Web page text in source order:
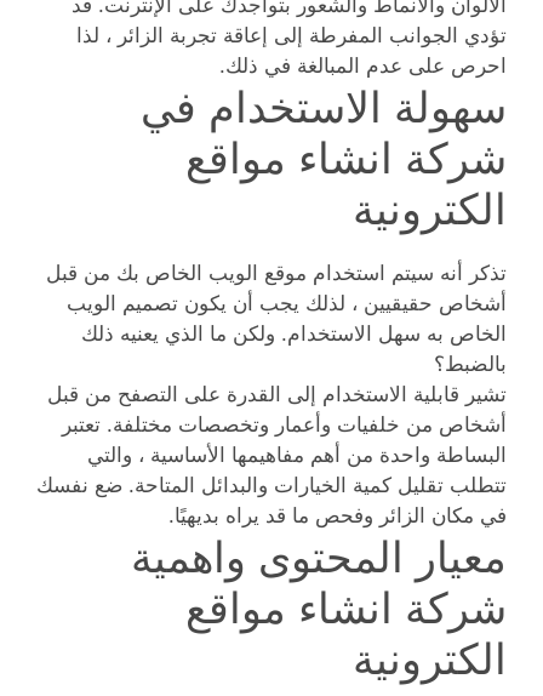
الألوان والأنماط والشعور بتواجدك على الإنترنت. قد
تؤدي الجوانب المفرطة إلى إعاقة تجربة الزائر ، لذا
احرص على عدم المبالغة في ذلك.
سهولة الاستخدام في
شركة انشاء مواقع
الكترونية
تذكر أنه سيتم استخدام موقع الويب الخاص بك من قبل
أشخاص حقيقيين ، لذلك يجب أن يكون تصميم الويب
الخاص به سهل الاستخدام. ولكن ما الذي يعنيه ذلك
بالضبط؟
تشير قابلية الاستخدام إلى القدرة على التصفح من قبل
أشخاص من خلفيات وأعمار وتخصصات مختلفة. تعتبر
البساطة واحدة من أهم مفاهيمها الأساسية ، والتي
تتطلب تقليل كمية الخيارات والبدائل المتاحة. ضع نفسك
في مكان الزائر وفحص ما قد يراه بديهيًا.
معيار المحتوى واهمية
شركة انشاء مواقع
الكترونية